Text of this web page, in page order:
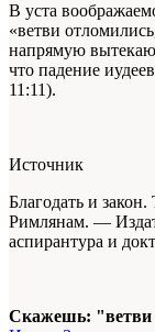
В уста
«ветви
напрямую
что падение
11:11).
Источник
Благодать и
Римлянам. —
аспирантура и
Скажешь: "ветви